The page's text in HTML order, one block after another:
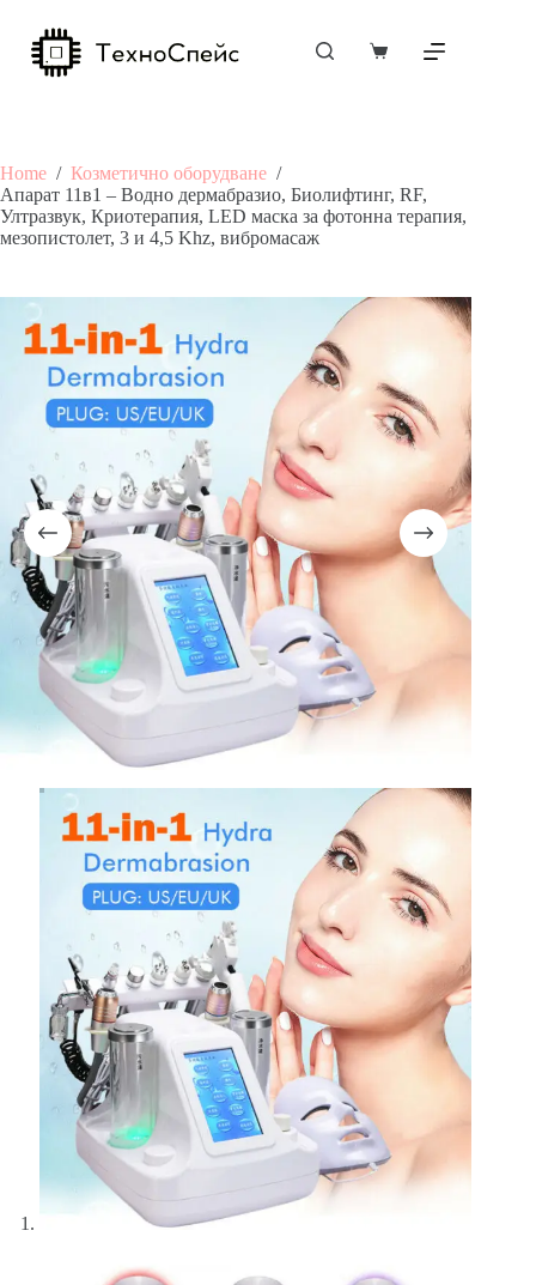
content
Shopping
Home / Козметично оборудване /
Апарат 11в1 – Водно дермабразио, Биолифтинг, RF,
Ултразвук, Криотерапия, LED маска за фотонна терапия,
мезопистолет, 3 и 4,5 Khz, вибромасаж